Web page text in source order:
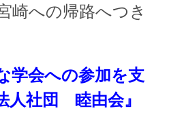
崎への帰路へつき
学会への参加を支
人社団 睦由会』